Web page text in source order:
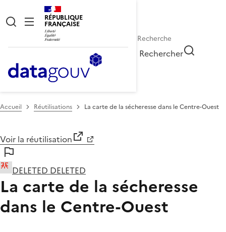
RÉPUBLIQUE
FRANÇAISE
Rechercher
Accueil Réutilisations La carte de la sécheresse dans le Centre-Ouest
Voir la réutilisation
DELETED DELETED
La carte de la sécheresse
dans le Centre-Ouest